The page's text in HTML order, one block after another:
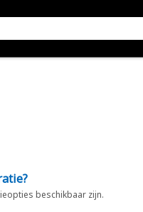
beschikbaar zijn.